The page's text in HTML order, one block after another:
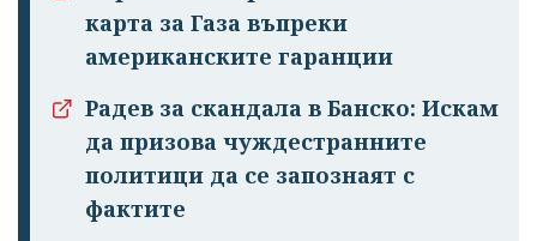
карта за Газа въпреки
американските гаранции
Радев за скандала в Банско: Искам
да призова чуждестранните
политици да се запознаят с
фактите